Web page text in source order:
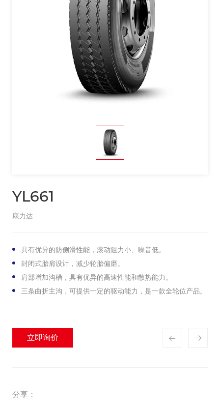
YL661
康力达
具有优异的防侧滑性能，滚动阻力小、噪音低。
封闭式胎肩设计，减少轮胎偏磨。
肩部增加沟槽，具有优异的高速性能和散热能力。
三条曲折主沟，可提供一定的驱动能力，是一款全轮位产品。
立即询价
分享：